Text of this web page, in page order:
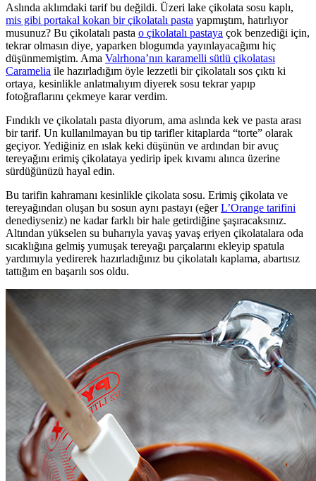
Aslında aklımdaki tarif bu değildi. Üzeri lake çikolata sosu kaplı,
mis gibi portakal kokan bir çikolatalı pasta yapmıştım, hatırlıyor
musunuz? Bu çikolatalı pasta o çikolatalı pastaya çok benzediği için,
tekrar olmasın diye, yaparken blogumda yayınlayacağımı hiç
düşünmemiştim. Ama Valrhona’nın karamelli sütlü çikolatası
Caramelia ile hazırladığım öyle lezzetli bir çikolatalı sos çıktı ki
ortaya, kesinlikle anlatmalıyım diyerek sosu tekrar yapıp
fotoğraflarını çekmeye karar verdim.
Fındıklı ve çikolatalı pasta diyorum, ama aslında kek ve pasta arası
bir tarif. Un kullanılmayan bu tip tarifler kitaplarda “torte” olarak
geçiyor. Yediğiniz en ıslak keki düşünün ve ardından bir avuç
tereyağını erimiş çikolataya yedirip ipek kıvamı alınca üzerine
sürdüğünüzü hayal edin.
Bu tarifin kahramanı kesinlikle çikolata sosu. Erimiş çikolata ve
tereyağından oluşan bu sosun aynı pastayı (eğerL’Orange tarifini
denediyseniz) ne kadar farklı bir hale getirdiğine şaşıracaksınız.
Altından yükselen su buharıyla yavaş yavaş eriyen çikolatalara oda
sıcaklığına gelmiş yumuşak tereyağı parçalarını ekleyip spatula
yardımıyla yedirerek hazırladığınız bu çikolatalı kaplama, abartısız
tattığım en başarılı sos oldu.